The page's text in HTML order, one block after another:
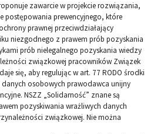
zawarcie w projekcie rozwiązania,
postępowania prewencyjnego, które
prawnej przeciwdziałający
niezgodnego z prawem prób pozyskania
prób nielegalnego pozyskania wiedzy
związkowej pracowników Związek
się, aby regulując w art. 77 RODO środki
osobowych prawodawca unijny
NSZZ „Solidarność” znane są
pozyskiwania wrażliwych danych
związkowej. Nie można